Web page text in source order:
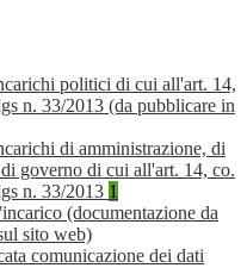
politici di cui all'art. 14,
n. 33/2013 (da pubblicare in
di amministrazione, di
governo di cui all'art. 14, co.
n. 33/2013 1
(documentazione da
sito web)
comunicazione dei dati